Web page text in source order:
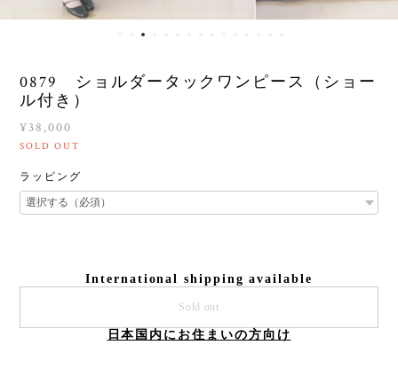
0879 ショルダータックワンピース（ショー
ル付き）
¥38,000
SOLD OUT
ラッピング
International shipping available
Sold out
日本国内にお住まいの方向け